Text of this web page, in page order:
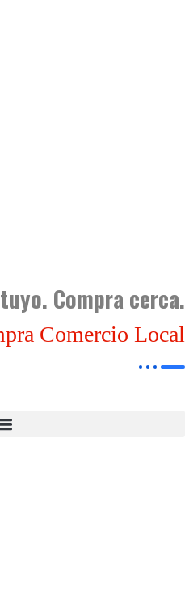
Compra cerca.
Comercio Local